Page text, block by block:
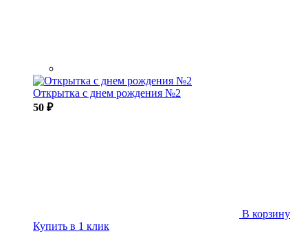
Открытка с днем рождения №2
50 ₽
В корзину
Купить в 1 клик